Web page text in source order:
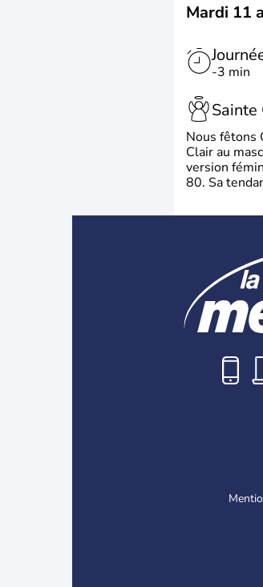
Mardi 11
-3 min
Sainte
Nous fêtons
Clair au
version
80. Sa